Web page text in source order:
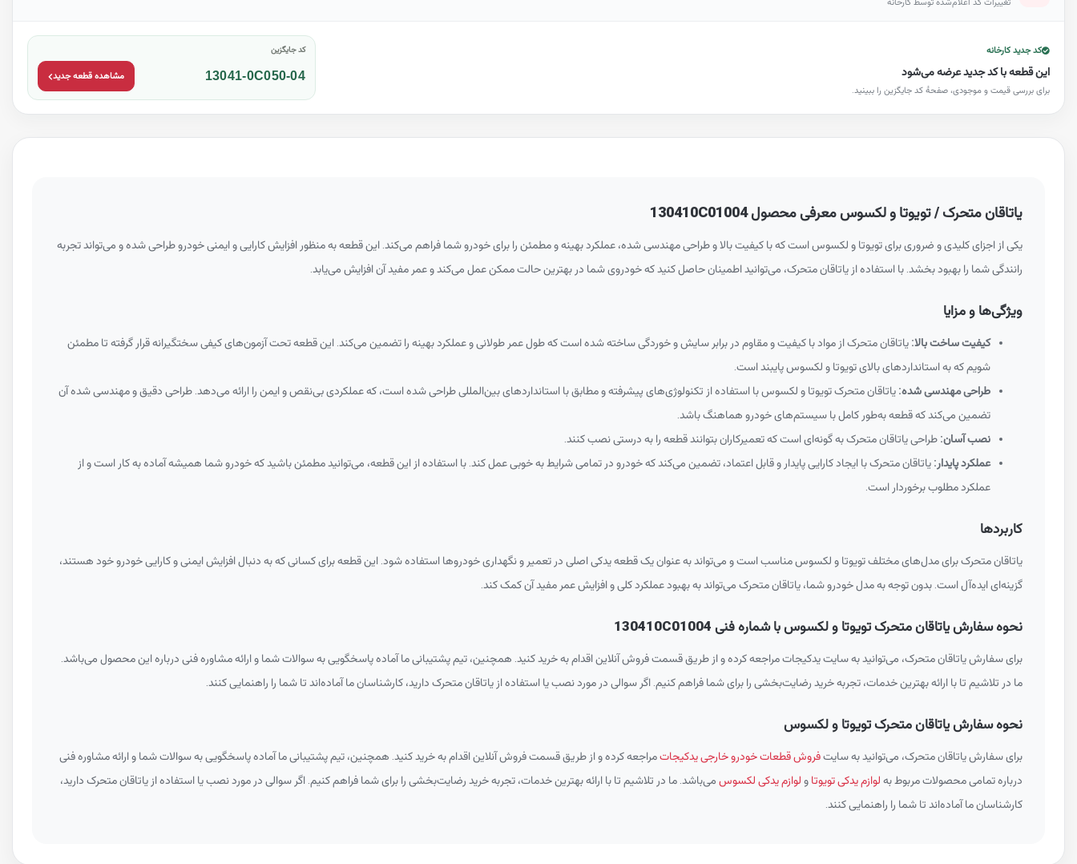
کد جدید کارخانه
این قطعه با کد جدید عرضه می‌شود
برای بررسی قیمت و موجودی، صفحهٔ کد جایگزین را ببینید.
کد جایگزین
13041-0C050-04 مشاهده قطعه جدید
یاتاقان متحرک / تویوتا و لکسوس معرفی محصول 130410C01004
یکی از اجزای کلیدی و ضروری برای تویوتا و لکسوس است که با کیفیت بالا و طراحی مهندسی شده، عملکرد بهینه و مطمئن را برای خودرو شما فراهم می‌کند. این قطعه به منظور افزایش کارایی و ایمنی خودرو طراحی شده و می‌تواند تجربه
رانندگی شما را بهبود بخشد. با استفاده از یاتاقان متحرک، می‌توانید اطمینان حاصل کنید که خودروی شما در بهترین حالت ممکن عمل می‌کند و عمر مفید آن افزایش می‌یابد.
ویژگی‌ها و مزایا
کیفیت ساخت بالا: یاتاقان متحرک از مواد با کیفیت و مقاوم در برابر سایش و خوردگی ساخته شده است که طول عمر طولانی و عملکرد بهینه را تضمین می‌کند. این قطعه تحت آزمون‌های کیفی سختگیرانه قرار گرفته تا مطمئن
شویم که به استانداردهای بالای تویوتا و لکسوس پایبند است.
طراحی مهندسی شده: یاتاقان متحرک تویوتا و لکسوس با استفاده از تکنولوژی‌های پیشرفته و مطابق با استانداردهای بین‌المللی طراحی شده است، که عملکردی بی‌نقص و ایمن را ارائه می‌دهد. طراحی دقیق و مهندسی شده آن
تضمین می‌کند که قطعه به‌طور کامل با سیستم‌های خودرو هماهنگ باشد.
نصب آسان: طراحی یاتاقان متحرک به گونه‌ای است که تعمیرکاران بتوانند قطعه را به درستی نصب کنند.
عملکرد پایدار: یاتاقان متحرک با ایجاد کارایی پایدار و قابل اعتماد، تضمین می‌کند که خودرو در تمامی شرایط به خوبی عمل کند. با استفاده از این قطعه، می‌توانید مطمئن باشید که خودرو شما همیشه آماده به کار است و از
عملکرد مطلوب برخوردار است.
کاربردها
یاتاقان متحرک برای مدل‌های مختلف تویوتا و لکسوس مناسب است و می‌تواند به عنوان یک قطعه یدکی اصلی در تعمیر و نگهداری خودروها استفاده شود. این قطعه برای کسانی که به دنبال افزایش ایمنی و کارایی خودرو خود هستند،
گزینه‌ای ایده‌آل است. بدون توجه به مدل خودرو شما، یاتاقان متحرک می‌تواند به بهبود عملکرد کلی و افزایش عمر مفید آن کمک کند.
نحوه سفارش یاتاقان متحرک تویوتا و لکسوس با شماره فنی 130410C01004
برای سفارش یاتاقان متحرک، می‌توانید به سایت یدکیجات مراجعه کرده و از طریق قسمت فروش آنلاین اقدام به خرید کنید. همچنین، تیم پشتیبانی ما آماده پاسخگویی به سوالات شما و ارائه مشاوره فنی درباره این محصول می‌باشد.
ما در تلاشیم تا با ارائه بهترین خدمات، تجربه خرید رضایت‌بخشی را برای شما فراهم کنیم. اگر سوالی در مورد نصب یا استفاده از یاتاقان متحرک دارید، کارشناسان ما آماده‌اند تا شما را راهنمایی کنند.
نحوه سفارش یاتاقان متحرک تویوتا و لکسوس
برای سفارش یاتاقان متحرک، می‌توانید به سایتفروش قطعات خودرو خارجی یدکیجاتمراجعه کرده و از طریق قسمت فروش آنلاین اقدام به خرید کنید. همچنین، تیم پشتیبانی ما آماده پاسخگویی به سوالات شما و ارائه مشاوره فنی
درباره تمامی محصولات مربوط به لوازم یدکی تویوتا و لوازم یدکی لکسوس می‌باشد. ما در تلاشیم تا با ارائه بهترین خدمات، تجربه خرید رضایت‌بخشی را برای شما فراهم کنیم. اگر سوالی در مورد نصب یا استفاده از یاتاقان متحرک دارید،
کارشناسان ما آماده‌اند تا شما را راهنمایی کنند.